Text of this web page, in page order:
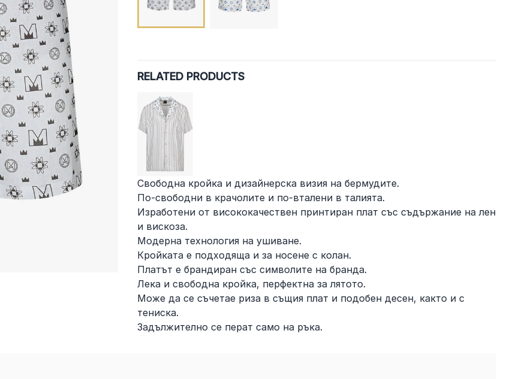
RELATED PRODUCTS
Свободна кройка и дизайнерска визия на бермудите.
По-свободни в крачолите и по-вталени в талията.
Изработени от висококачествен принтиран плат със съдържание на лен
и вискоза.
Модерна технология на ушиване.
Кройката е подходяща и за носене с колан.
Платът е брандиран със символите на бранда.
Лека и свободна кройка, перфектна за лятото.
Може да се съчетае риза в същия плат и подобен десен, както и с
тениска.
Задължително се перат само на ръка.